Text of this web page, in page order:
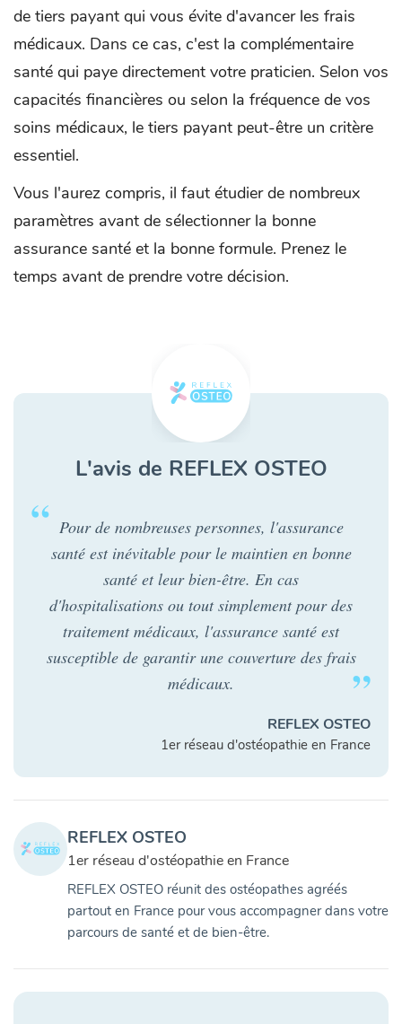
de tiers payant qui vous évite d'avancer les frais
médicaux. Dans ce cas, c'est la complémentaire
santé qui paye directement votre praticien. Selon vos
capacités financières ou selon la fréquence de vos
soins médicaux, le tiers payant peut-être un critère
essentiel.
Vous l'aurez compris, il faut étudier de nombreux
paramètres avant de sélectionner la bonne
assurance santé et la bonne formule. Prenez le
temps avant de prendre votre décision.
L'avis de REFLEX OSTEO
Pour de nombreuses personnes, l'assurance
santé est inévitable pour le maintien en bonne
santé et leur bien-être. En cas
d'hospitalisations ou tout simplement pour des
traitement médicaux, l'assurance santé est
susceptible de garantir une couverture des frais
médicaux.
REFLEX OSTEO
1er réseau d'ostéopathie en France
REFLEX OSTEO
1er réseau d'ostéopathie en France
REFLEX OSTEO réunit des ostéopathes agréés
partout en France pour vous accompagner dans votre
parcours de santé et de bien-être.